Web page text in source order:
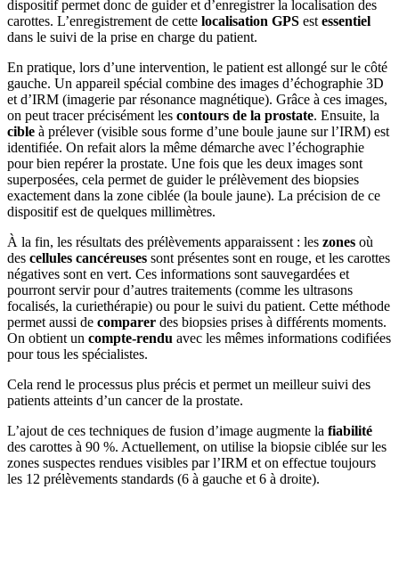
dispositif permet donc de guider et d’enregistrer la localisation des
carottes. L’enregistrement de cette localisation GPS est essentiel
dans le suivi de la prise en charge du patient.
En pratique, lors d’une intervention, le patient est allongé sur le côté
gauche. Un appareil spécial combine des images d’échographie 3D
et d’IRM (imagerie par résonance magnétique). Grâce à ces images,
on peut tracer précisément les contours de la prostate. Ensuite, la
cible à prélever (visible sous forme d’une boule jaune sur l’IRM) est
identifiée. On refait alors la même démarche avec l’échographie
pour bien repérer la prostate. Une fois que les deux images sont
superposées, cela permet de guider le prélèvement des biopsies
exactement dans la zone ciblée (la boule jaune). La précision de ce
dispositif est de quelques millimètres.
À la fin, les résultats des prélèvements apparaissent : les zones où
des cellules cancéreuses sont présentes sont en rouge, et les carottes
négatives sont en vert. Ces informations sont sauvegardées et
pourront servir pour d’autres traitements (comme les ultrasons
focalisés, la curiethérapie) ou pour le suivi du patient. Cette méthode
permet aussi de comparer des biopsies prises à différents moments.
On obtient un compte-rendu avec les mêmes informations codifiées
pour tous les spécialistes.
Cela rend le processus plus précis et permet un meilleur suivi des
patients atteints d’un cancer de la prostate.
L’ajout de ces techniques de fusion d’image augmente la fiabilité
des carottes à 90 %. Actuellement, on utilise la biopsie ciblée sur les
zones suspectes rendues visibles par l’IRM et on effectue toujours
les 12 prélèvements standards (6 à gauche et 6 à droite).